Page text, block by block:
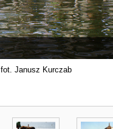
fot. Janusz Kurczab